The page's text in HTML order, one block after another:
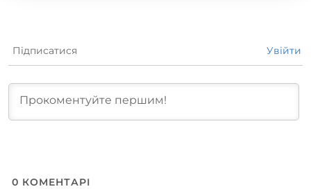
Підписатися Увійти
0 КОМЕНТАРІ